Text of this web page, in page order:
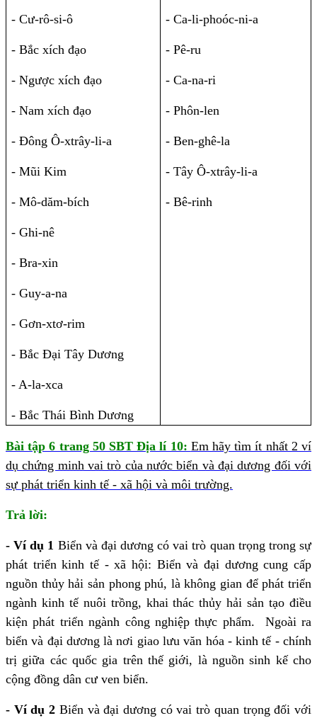
- Cư-rô-si-ô
- Bắc xích đạo
- Ngược xích đạo
- Nam xích đạo
- Đông Ô-xtrây-li-a
- Mũi Kim
- Mô-dăm-bích
- Ghi-nê
- Bra-xin
- Guy-a-na
- Gơn-xtơ-rim
- Bắc Đại Tây Dương
- A-la-xca
- Bắc Thái Bình Dương
- Ca-li-phoóc-ni-a
- Pê-ru
- Ca-na-ri
- Phôn-len
- Ben-ghê-la
- Tây Ô-xtrây-li-a
- Bê-rinh
Bài tập 6 trang 50 SBT Địa lí 10: Em hãy tìm ít nhất 2 ví
dụ chứng minh vai trò của nước biển và đại dương đối với
sự phát triển kinh tế - xã hội và môi trường.
Trả lời:
- Ví dụ 1 Biển và đại dương có vai trò quan trọng trong sự
phát triển kinh tế - xã hội: Biển và đại dương cung cấp
nguồn thủy hải sản phong phú, là không gian để phát triển
ngành kinh tế nuôi trồng, khai thác thủy hải sản tạo điều
kiện phát triển ngành công nghiệp thực phẩm.
Ngoài ra
biển và đại dương là nơi giao lưu văn hóa - kinh tế - chính
trị giữa các quốc gia trên thế giới, là nguồn sinh kế cho
cộng đồng dân cư ven biển.
- Ví dụ 2 Biển và đại dương có vai trò quan trọng đối với